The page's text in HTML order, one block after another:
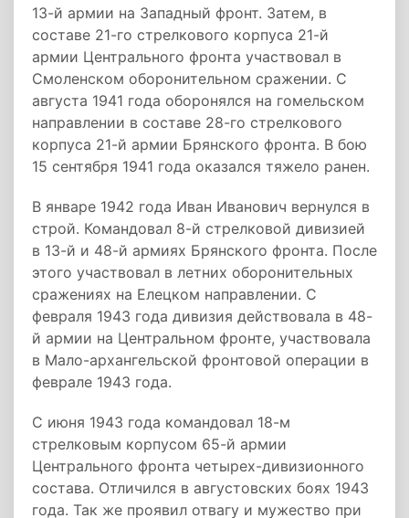
13-й армии на Западный фронт. Затем, в
составе 21-го стрелкового корпуса 21-й
армии Центрального фронта участвовал в
Смоленском оборонительном сражении. С
августа 1941 года оборонялся на гомельском
направлении в составе 28-го стрелкового
корпуса 21-й армии Брянского фронта. В бою
15 сентября 1941 года оказался тяжело ранен.
В январе 1942 года Иван Иванович вернулся в
строй. Командовал 8-й стрелковой дивизией
в 13-й и 48-й армиях Брянского фронта. После
этого участвовал в летних оборонительных
сражениях на Елецком направлении. С
февраля 1943 года дивизия действовала в 48-
й армии на Центральном фронте, участвовала
в Мало-архангельской фронтовой операции в
феврале 1943 года.
С июня 1943 года командовал 18-м
стрелковым корпусом 65-й армии
Центрального фронта четырех-дивизионного
состава. Отличился в августовских боях 1943
года. Так же проявил отвагу и мужество при